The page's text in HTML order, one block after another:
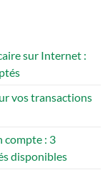
sur Internet :
vos transactions
compte : 3
disponibles